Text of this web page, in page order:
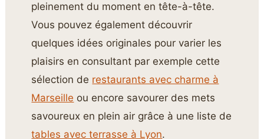
pleinement du moment en tête-à-tête.
Vous pouvez également découvrir
quelques idées originales pour varier les
plaisirs en consultant par exemple cette
sélection de restaurants avec charme à
Marseille ou encore savourer des mets
savoureux en plein air grâce à une liste de
tables avec terrasse à Lyon.